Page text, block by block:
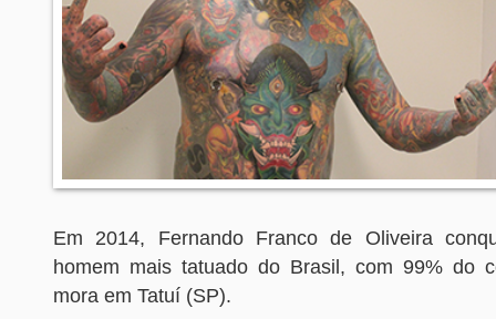
Em 2014, Fernando Franco de Oliveira
homem mais tatuado do Brasil, com 99% do
mora em Tatuí (SP).